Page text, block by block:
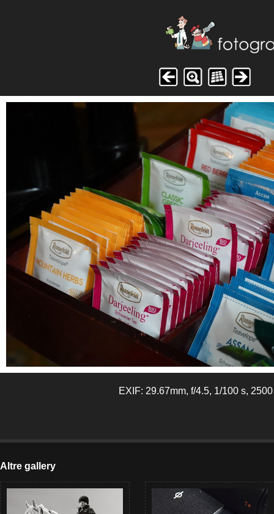
EXIF: 29.67mm, f/4.5, 1/100 s,
Altre gallery